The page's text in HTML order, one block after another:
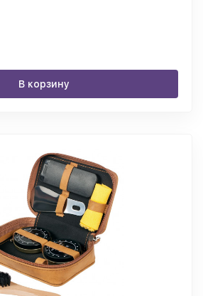
В корзину